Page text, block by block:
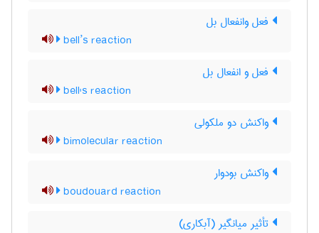
فعل وانفعال بل
bell’s reaction
فعل و انفعال بل
bell's reaction
واکنش دو ملکولی
bimolecular reaction
واکنش بودوار
boudouard reaction
تأثیر میانگیر (آبکاری)